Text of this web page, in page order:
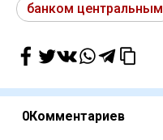
банком центральным
0Комментариев